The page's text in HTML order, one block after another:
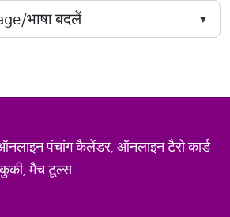
पंचांग कैलेंडर, ऑनलाइन टैरो कार्ड
कुकी, मैच टूल्स